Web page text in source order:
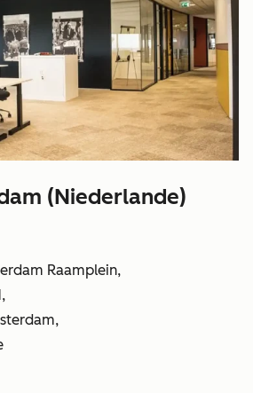
(Niederlande)
Raamplein,